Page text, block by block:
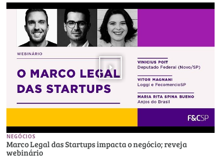
NEGÓCIOS
Marco Legal das Startups impacta o negócio; reveja
webinário